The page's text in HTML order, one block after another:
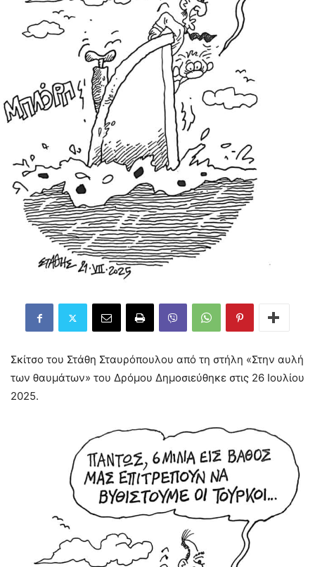
Σκίτσο του Στάθη Σταυρόπουλου από τη στήλη «Στην αυλή
των θαυμάτων» του Δρόμου Δημοσιεύθηκε στις 26 Ιουλίου
2025.